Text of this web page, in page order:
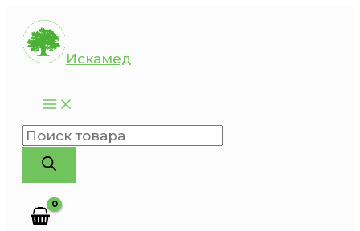
Перейти
содержимому
Искамед
Поиск
товаров